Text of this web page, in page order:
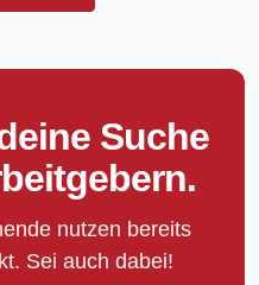
Suche
nutzen bereits
Sei auch dabei!